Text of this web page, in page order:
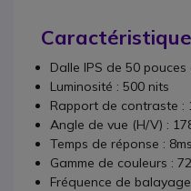
Dalle IPS de 50
Luminosité : 500 nits
Rapport de contraste :
Angle de vue (H/V) :
Temps de réponse : 8ms
Gamme de couleurs :
Fréquence de